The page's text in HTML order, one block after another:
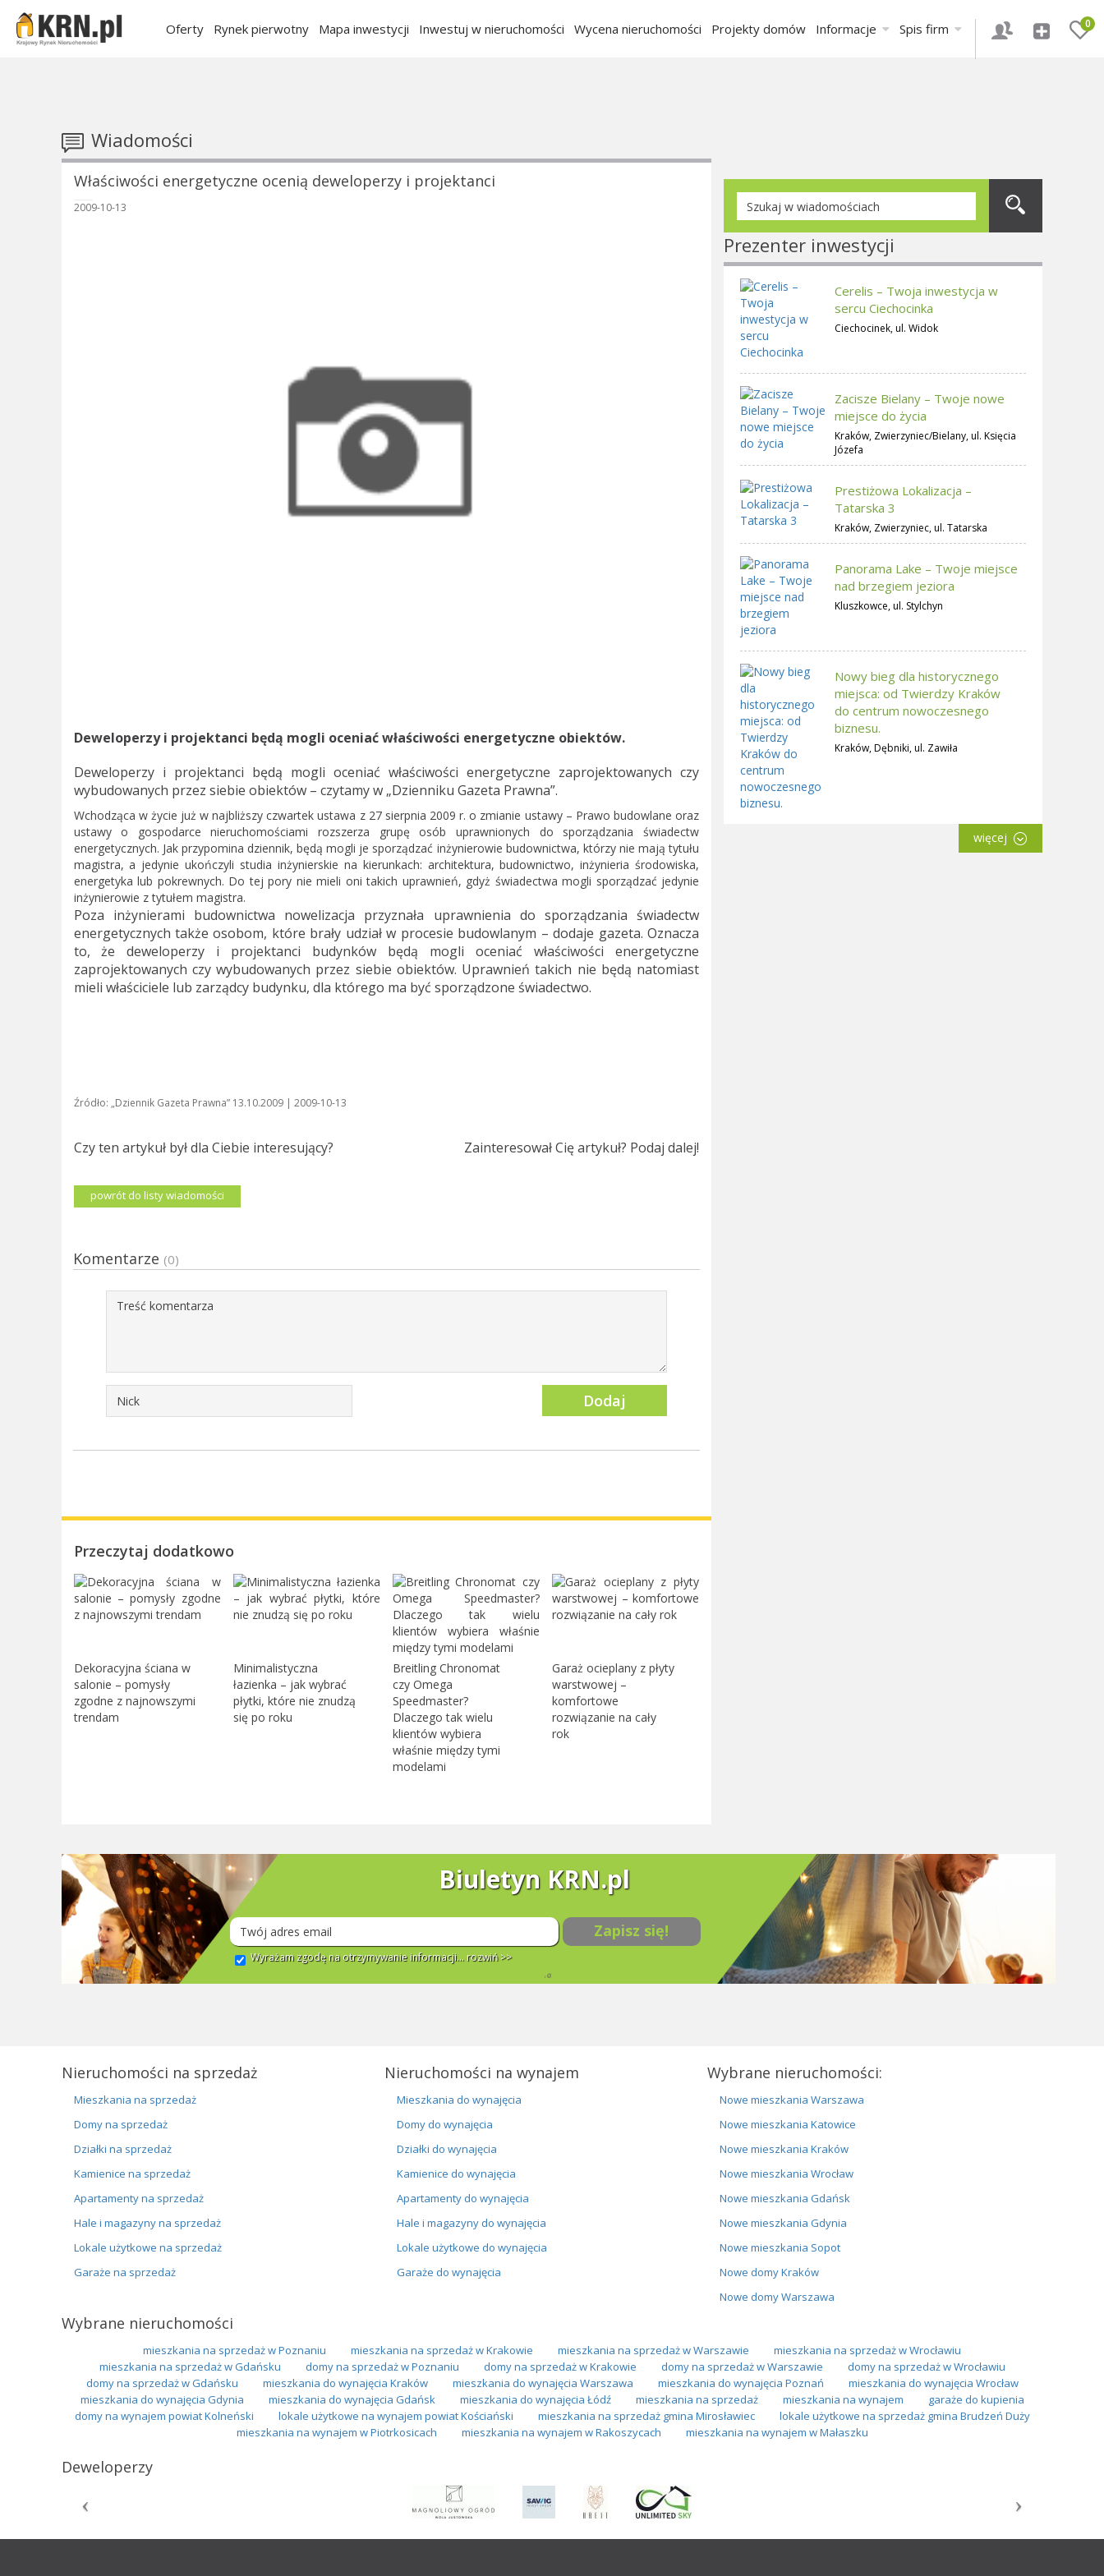
0
Oferty Rynek pierwotny Mapa inwestycji Inwestuj w nieruchomości Wycena nieruchomości Projekty domów Informacje Spis firm
Wiadomości
Właściwości energetyczne ocenią deweloperzy i projektanci
2009-10-13
Deweloperzy i projektanci będą mogli oceniać właściwości energetyczne obiektów.
Deweloperzy i projektanci będą mogli oceniać właściwości energetyczne zaprojektowanych czy
wybudowanych przez siebie obiektów – czytamy w „Dzienniku Gazeta Prawna”.
Wchodząca w życie już w najbliższy czwartek ustawa z 27 sierpnia 2009 r. o zmianie ustawy – Prawo budowlane oraz
ustawy o gospodarce nieruchomościami rozszerza grupę osób uprawnionych do sporządzania świadectw
energetycznych. Jak przypomina dziennik, będą mogli je sporządzać inżynierowie budownictwa, którzy nie mają tytułu
magistra, a jedynie ukończyli studia inżynierskie na kierunkach: architektura, budownictwo, inżynieria środowiska,
energetyka lub pokrewnych. Do tej pory nie mieli oni takich uprawnień, gdyż świadectwa mogli sporządzać jedynie
inżynierowie z tytułem magistra.
Poza inżynierami budownictwa nowelizacja przyznała uprawnienia do sporządzania świadectw
energetycznych także osobom, które brały udział w procesie budowlanym – dodaje gazeta. Oznacza
to, że deweloperzy i projektanci budynków będą mogli oceniać właściwości energetyczne
zaprojektowanych czy wybudowanych przez siebie obiektów. Uprawnień takich nie będą natomiast
mieli właściciele lub zarządcy budynku, dla którego ma być sporządzone świadectwo.
Źródło: „Dziennik Gazeta Prawna” 13.10.2009 | 2009-10-13
Czy ten artykuł był dla Ciebie interesujący? Zainteresował Cię artykuł? Podaj dalej!
powrót do listy wiadomości
Komentarze (0)
Dodaj
Przeczytaj dodatkowo
Dekoracyjna ściana w
salonie – pomysły
zgodne z najnowszymi
trendam
Minimalistyczna
łazienka – jak wybrać
płytki, które nie znudzą
się po roku
Breitling Chronomat
czy Omega
Speedmaster?
Dlaczego tak wielu
klientów wybiera
właśnie między tymi
modelami
Garaż ocieplany z płyty
warstwowej –
komfortowe
rozwiązanie na cały
rok
Prezenter inwestycji
Cerelis – Twoja inwestycja w
sercu Ciechocinka
Ciechocinek, ul. Widok
Zacisze Bielany – Twoje nowe
miejsce do życia
Kraków, Zwierzyniec/Bielany, ul. Księcia
Józefa
Prestiżowa Lokalizacja –
Tatarska 3
Kraków, Zwierzyniec, ul. Tatarska
Panorama Lake – Twoje miejsce
nad brzegiem jeziora
Kluszkowce, ul. Stylchyn
Nowy bieg dla historycznego
miejsca: od Twierdzy Kraków
do centrum nowoczesnego
biznesu.
Kraków, Dębniki, ul. Zawiła
więcej
Biuletyn KRN.pl
Zapisz się!
Wyrażam zgodę na otrzymywanie informacji... rozwiń >>
Nieruchomości na sprzedaż
Mieszkania na sprzedaż
Domy na sprzedaż
Działki na sprzedaż
Kamienice na sprzedaż
Apartamenty na sprzedaż
Hale i magazyny na sprzedaż
Lokale użytkowe na sprzedaż
Garaże na sprzedaż
Nieruchomości na wynajem
Mieszkania do wynajęcia
Domy do wynajęcia
Działki do wynajęcia
Kamienice do wynajęcia
Apartamenty do wynajęcia
Hale i magazyny do wynajęcia
Lokale użytkowe do wynajęcia
Garaże do wynajęcia
Wybrane nieruchomości:
Nowe mieszkania Warszawa
Nowe mieszkania Katowice
Nowe mieszkania Kraków
Nowe mieszkania Wrocław
Nowe mieszkania Gdańsk
Nowe mieszkania Gdynia
Nowe mieszkania Sopot
Nowe domy Kraków
Nowe domy Warszawa
Wybrane nieruchomości
mieszkania na sprzedaż w Poznaniu mieszkania na sprzedaż w Krakowie mieszkania na sprzedaż w Warszawie
mieszkania na sprzedaż w Wrocławiu
mieszkania na sprzedaż w Gdańsku
domy na sprzedaż w Poznaniu domy na sprzedaż w Krakowie domy na sprzedaż w Warszawie
domy na sprzedaż w Wrocławiu
domy na sprzedaż w Gdańsku
mieszkania do wynajęcia Kraków mieszkania do wynajęcia Warszawa mieszkania do wynajęcia Poznań
mieszkania do wynajęcia Wrocław
mieszkania do wynajęcia Gdynia
mieszkania do wynajęcia Gdańsk mieszkania do wynajęcia Łódź mieszkania na sprzedaż mieszkania na wynajem
garaże do kupienia
domy na wynajem powiat Kolneński
lokale użytkowe na wynajem powiat Kościański mieszkania na sprzedaż gmina Mirosławiec
lokale użytkowe na sprzedaż gmina Brudzeń Duży
mieszkania na wynajem w Piotrkosicach
mieszkania na wynajem w Rakoszycach mieszkania na wynajem w Małaszku
Deweloperzy